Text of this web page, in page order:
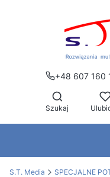
+48 607 160
Otwórz
Szukaj
S.T. Media SPECJALNE